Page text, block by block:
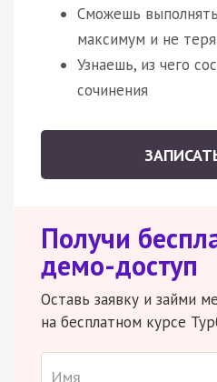
Сможешь
максимум и не
Узнаешь, из чего
сочинения
Получи
демо-доступ
Оставь заявку и займи
на бесплатном курсе